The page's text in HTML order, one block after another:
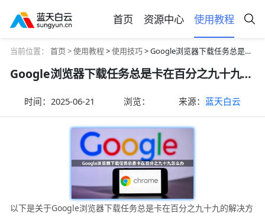
首页 资源中心 使用教程
当前位置： 首页 >使用教程>使用技巧> Google浏览器下载任务总是卡在百分之九十九怎么办
Google浏览器下载任务总是卡在百分之九十九怎么办
时间：2025-06-21 浏览： 来源： 蓝天白云
以下是关于Google浏览器下载任务总是卡在百分之九十九的解决方